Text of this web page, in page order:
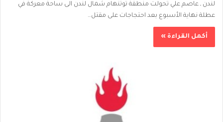
لندن ـ عاصم علي تحولت منطقة توتنهام شمال لندن الى ساحة معركة في
عطلة نهاية الأسبوع بعد احتجاجات على مقتل…
أكمل القراءة »